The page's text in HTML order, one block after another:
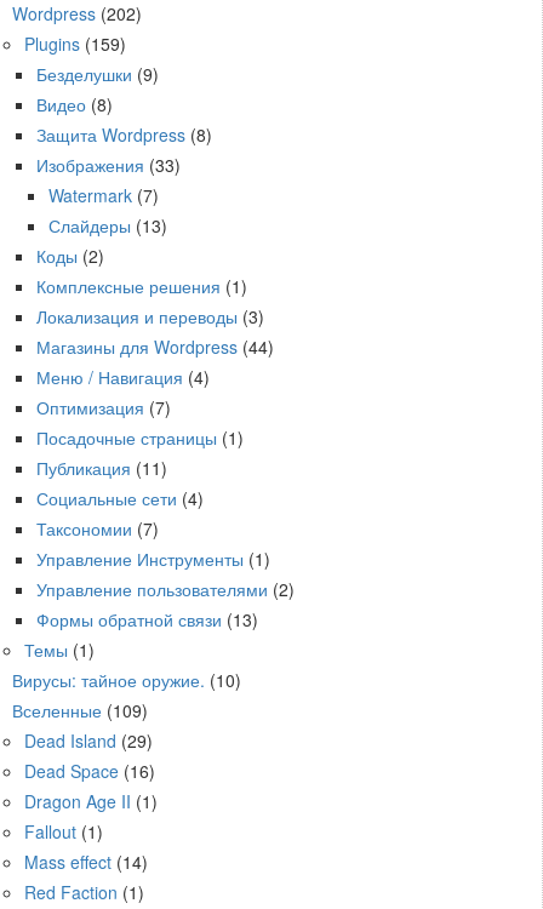
Wordpress (202)
Plugins (159)
Безделушки (9)
Видео (8)
Защита Wordpress (8)
Изображения (33)
Watermark (7)
Слайдеры (13)
Коды (2)
Комплексные решения (1)
Локализация и переводы (3)
Магазины для Wordpress (44)
Меню / Навигация (4)
Оптимизация (7)
Посадочные страницы (1)
Публикация (11)
Социальные сети (4)
Таксономии (7)
Управление Инструменты (1)
Управление пользователями (2)
Формы обратной связи (13)
Темы (1)
Вирусы: тайное оружие. (10)
Вселенные (109)
Dead Island (29)
Dead Space (16)
Dragon Age II (1)
Fallout (1)
Mass effect (14)
Red Faction (1)